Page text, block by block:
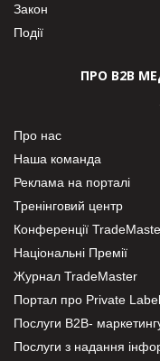
Закон
Події
ПРО В2В
Про нас
Наша команда
Реклама на порталі
Тренінговий центр
Конференції
Національні Премії
Журнал TradeMaster
Портал про Private Label
Послуги В2В-
Послуги з надання